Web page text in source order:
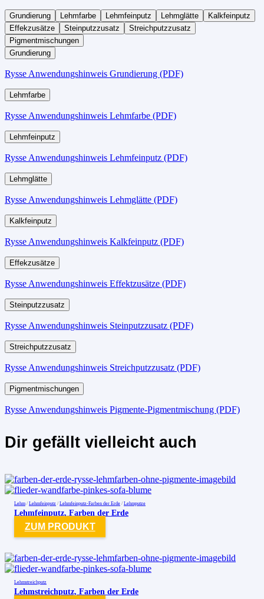
Grundierung Lehmfarbe Lehmfeinputz Lehmglätte
Kalkfeinputz
Effekzusätze
Steinputzzusatz
Streichputzzusatz
Pigmentmischungen
Grundierung
Rysse Anwendungshinweis Grundierung (PDF)
Lehmfarbe
Rysse Anwendungshinweis Lehmfarbe (PDF)
Lehmfeinputz
Rysse Anwendungshinweis Lehmfeinputz (PDF)
Lehmglätte
Rysse Anwendungshinweis Lehmglätte (PDF)
Kalkfeinputz
Rysse Anwendungshinweis Kalkfeinputz (PDF)
Effekzusätze
Rysse Anwendungshinweis Effektzusätze (PDF)
Steinputzzusatz
Rysse Anwendungshinweis Steinputzzusatz (PDF)
Streichputzzusatz
Rysse Anwendungshinweis Streichputzzusatz (PDF)
Pigmentmischungen
Rysse Anwendungshinweis Pigmente-Pigmentmischung (PDF)
Dir gefällt vielleicht auch
Lehm / Lehmfeinputz / Lehmfeinputz-Farben der Erde / Lehmputze
Lehmfeinputz, Farben der Erde
ZUM PRODUKT
Lehmstreichputz
Lehmstreichputz, Farben der Erde